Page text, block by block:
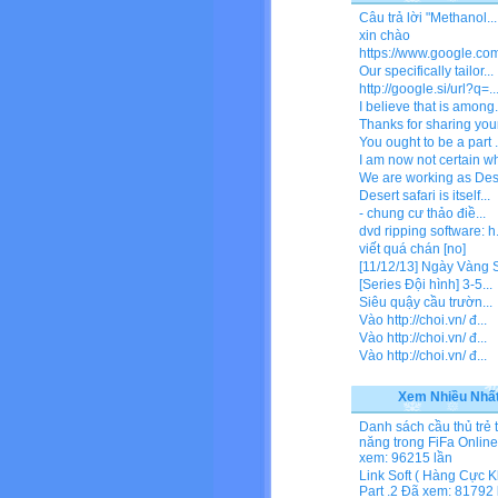
Câu trả lời "Methanol...
xin chào
https://
Our specifically tailor...
http://google.si/url?q=...
I believe that is
Thanks for sharing
You ought to be a part
I am now not certain
We are working as
Desert safari is itself...
- chung cư thảo điề...
dvd ripping software:
viết quá chán [no]
[11/12/13] Ngày Vàng
[Series Đội hình] 3-5...
Siêu quậy cầu trườn...
Vào http://choi.vn/ đ...
Vào http://choi.vn/ đ...
Vào http://choi.vn/ đ...
Xem Nhiều
Danh sách cầu thủ trẻ
năng trong FiFa
xem: 96215 lần
Link Soft ( Hàng Cực
Part .2 Đã xem: 81792